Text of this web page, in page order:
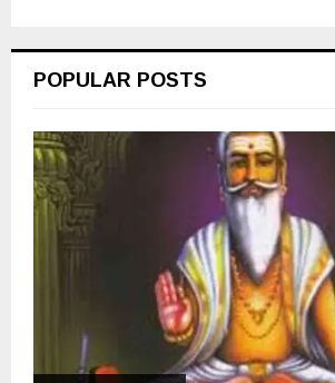
POPULAR POSTS